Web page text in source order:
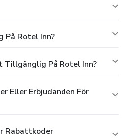
På Rotel Inn?
Tillgänglig På Rotel Inn?
Eller Erbjudanden För
Rabattkoder